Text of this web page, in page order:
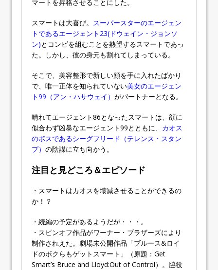
マートを昇格させることにした。
スマートは大喜び。 スーパースターのエージェン
トであるエージェント23(ドウェイン・ジョンソ
ン)とコンビを組むことを熱望するスマートであっ
た。しかし、彼の身元も割れてしまっている。
そこで、美容整形で新しい顔を手に入れたばかり
で、唯一正体を知られていない美女のエージェン
ト99（アン・ハサウェイ） がパートナーとなる。
晴れてエージェント86となったスマートは、顔に
似合わず凶暴なエージェント99とともに、 カオス
のボスであるシーグフリード（テレンス・スタン
プ） の陰謀に立ち向かう。
注目と見どころ＆エピソード
・スマートはカオスを壊滅させることができるの
か！？
・続編の予定があるようだが・・・。
・スピンオフ作品がワーナー・ブラザーズにより
制作されえた。劇場未公開作品「ブルース&ロイ
ドのボクらもゲットスマート」（原題：Get
Smart’s Bruce and Lloyd:Out of Control）。脇役